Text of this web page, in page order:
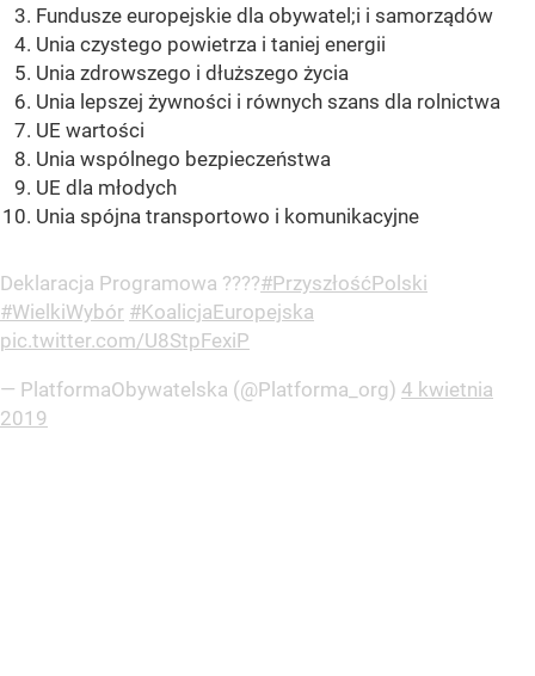
Fundusze europejskie dla obywatel;i i samorządów
Unia czystego powietrza i taniej energii
Unia zdrowszego i dłuższego życia
Unia lepszej żywności i równych szans dla rolnictwa
UE wartości
Unia wspólnego bezpieczeństwa
UE dla młodych
Unia spójna transportowo i komunikacyjne
Deklaracja Programowa ????#PrzyszłośćPolski
#WielkiWybór #KoalicjaEuropejska
pic.twitter.com/U8StpFexiP
— PlatformaObywatelska (@Platforma_org) 4 kwietnia
2019